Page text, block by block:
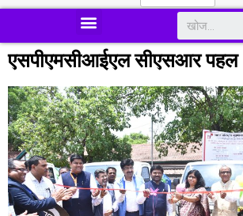
एसपीएमसीआईएल सीएसआर पहल